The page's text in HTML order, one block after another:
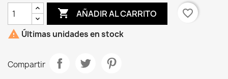
 AÑADIR AL CARRITO
favorite_border
 Últimas unidades en stock
Compartir